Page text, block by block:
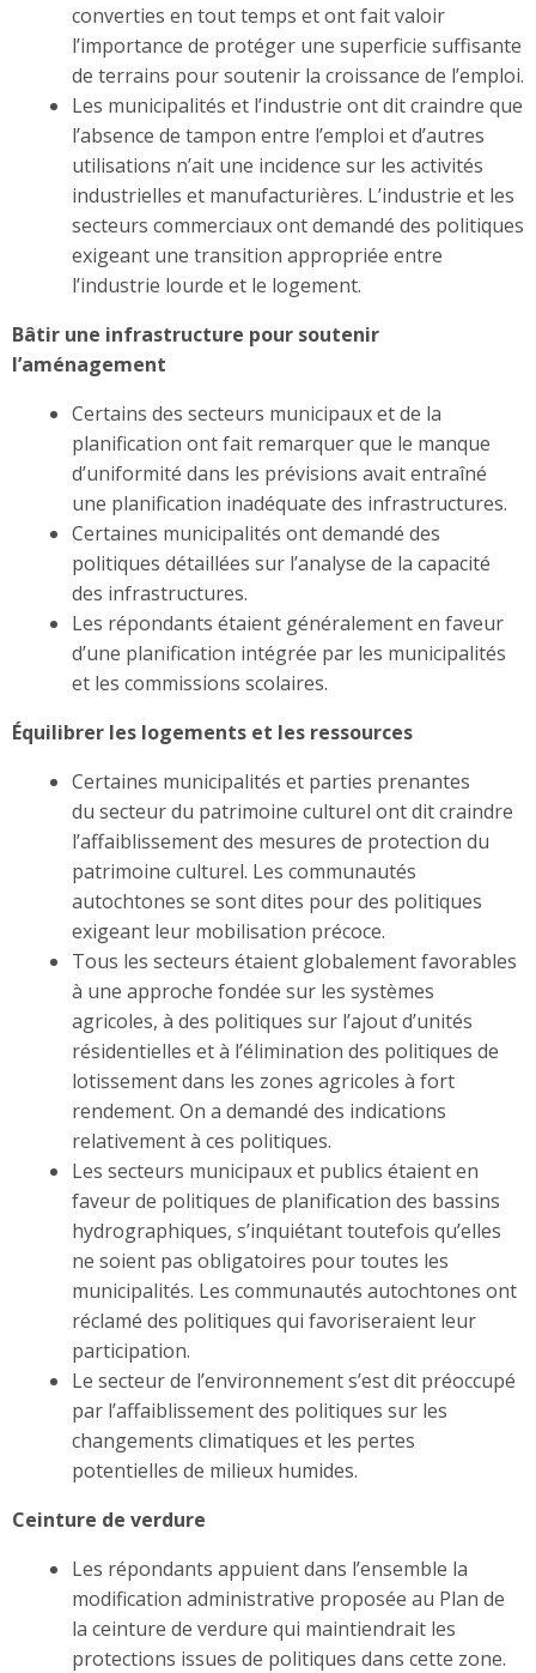
converties en tout temps et ont fait valoir
l’importance de protéger une superficie suffisante
de terrains pour soutenir la croissance de l’emploi.
Les municipalités et l’industrie ont dit craindre que
l’absence de tampon entre l’emploi et d’autres
utilisations n’ait une incidence sur les activités
industrielles et manufacturières. L’industrie et les
secteurs commerciaux ont demandé des politiques
exigeant une transition appropriée entre
l’industrie lourde et le logement.
Bâtir une infrastructure pour soutenir
l’aménagement
Certains des secteurs municipaux et de la
planification ont fait remarquer que le manque
d’uniformité dans les prévisions avait entraîné
une planification inadéquate des infrastructures.
Certaines municipalités ont demandé des
politiques détaillées sur l’analyse de la capacité
des infrastructures.
Les répondants étaient généralement en faveur
d’une planification intégrée par les municipalités
et les commissions scolaires.
Équilibrer les logements et les ressources
Certaines municipalités et parties prenantes
du secteur du patrimoine culturel ont dit craindre
l’affaiblissement des mesures de protection du
patrimoine culturel. Les communautés
autochtones se sont dites pour des politiques
exigeant leur mobilisation précoce.
Tous les secteurs étaient globalement favorables
à une approche fondée sur les systèmes
agricoles, à des politiques sur l’ajout d’unités
résidentielles et à l’élimination des politiques de
lotissement dans les zones agricoles à fort
rendement. On a demandé des indications
relativement à ces politiques.
Les secteurs municipaux et publics étaient en
faveur de politiques de planification des bassins
hydrographiques, s’inquiétant toutefois qu’elles
ne soient pas obligatoires pour toutes les
municipalités. Les communautés autochtones ont
réclamé des politiques qui favoriseraient leur
participation.
Le secteur de l’environnement s’est dit préoccupé
par l’affaiblissement des politiques sur les
changements climatiques et les pertes
potentielles de milieux humides.
Ceinture de verdure
Les répondants appuient dans l’ensemble la
modification administrative proposée au Plan de
la ceinture de verdure qui maintiendrait les
protections issues de politiques dans cette zone.